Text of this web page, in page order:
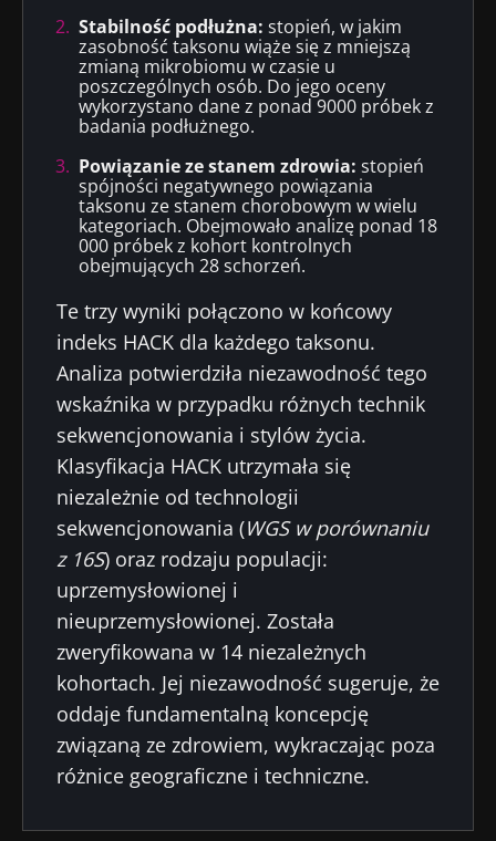
Stabilność podłużna: stopień, w jakim
zasobność taksonu wiąże się z mniejszą
zmianą mikrobiomu w czasie u
poszczególnych osób. Do jego oceny
wykorzystano dane z ponad 9000 próbek z
badania podłużnego.
Powiązanie ze stanem zdrowia: stopień
spójności negatywnego powiązania
taksonu ze stanem chorobowym w wielu
kategoriach. Obejmowało analizę ponad 18
000 próbek z kohort kontrolnych
obejmujących 28 schorzeń.
Te trzy wyniki połączono w końcowy
indeks HACK dla każdego taksonu.
Analiza potwierdziła niezawodność tego
wskaźnika w przypadku różnych technik
sekwencjonowania i stylów życia.
Klasyfikacja HACK utrzymała się
niezależnie od technologii
sekwencjonowania (WGS w porównaniu
z 16S) oraz rodzaju populacji:
uprzemysłowionej i
nieuprzemysłowionej. Została
zweryfikowana w 14 niezależnych
kohortach. Jej niezawodność sugeruje, że
oddaje fundamentalną koncepcję
związaną ze zdrowiem, wykraczając poza
różnice geograficzne i techniczne.